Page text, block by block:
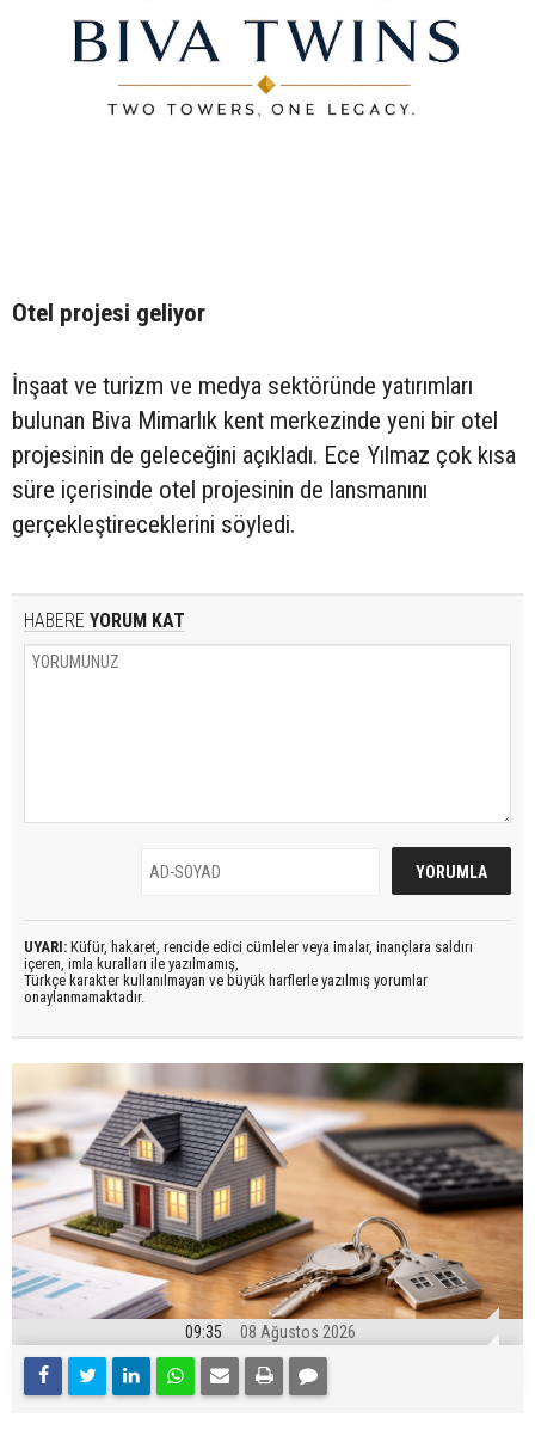
Otel projesi geliyor
İnşaat ve turizm ve medya sektöründe yatırımları
bulunan Biva Mimarlık kent merkezinde yeni bir otel
projesinin de geleceğini açıkladı. Ece Yılmaz çok kısa
süre içerisinde otel projesinin de lansmanını
gerçekleştireceklerini söyledi.
HABERE YORUM KAT
UYARI: Küfür, hakaret, rencide edici cümleler veya imalar, inançlara saldırı
içeren, imla kuralları ile yazılmamış,
Türkçe karakter kullanılmayan ve büyük harflerle yazılmış yorumlar
onaylanmamaktadır.
09:35 08 Ağustos 2026